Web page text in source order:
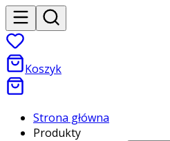
Koszyk
Strona główna
Produkty